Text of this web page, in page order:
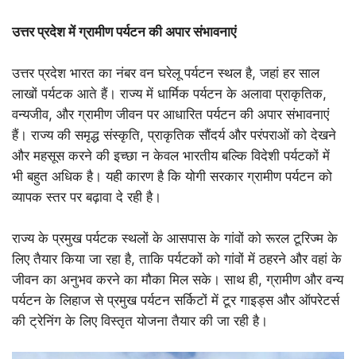
उत्तर प्रदेश में ग्रामीण पर्यटन की अपार संभावनाएं
उत्तर प्रदेश भारत का नंबर वन घरेलू पर्यटन स्थल है, जहां हर साल
लाखों पर्यटक आते हैं। राज्य में धार्मिक पर्यटन के अलावा प्राकृतिक,
वन्यजीव, और ग्रामीण जीवन पर आधारित पर्यटन की अपार संभावनाएं
हैं। राज्य की समृद्ध संस्कृति, प्राकृतिक सौंदर्य और परंपराओं को देखने
और महसूस करने की इच्छा न केवल भारतीय बल्कि विदेशी पर्यटकों में
भी बहुत अधिक है। यही कारण है कि योगी सरकार ग्रामीण पर्यटन को
व्यापक स्तर पर बढ़ावा दे रही है।
राज्य के प्रमुख पर्यटक स्थलों के आसपास के गांवों को रूरल टूरिज्म के
लिए तैयार किया जा रहा है, ताकि पर्यटकों को गांवों में ठहरने और वहां के
जीवन का अनुभव करने का मौका मिल सके। साथ ही, ग्रामीण और वन्य
पर्यटन के लिहाज से प्रमुख पर्यटन सर्किटों में टूर गाइड्स और ऑपरेटर्स
की ट्रेनिंग के लिए विस्तृत योजना तैयार की जा रही है।